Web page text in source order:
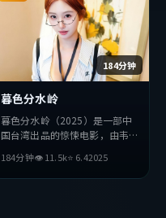
184分钟
暮色分水岭
暮色分水岭（2025）是一部中
国台湾出品的惊悚电影，由韦斯
伟、易烊千玺等主演。影片在叙
事与视听上力求突破，探讨人性
184分钟👁11.5k⭐ 6.42025